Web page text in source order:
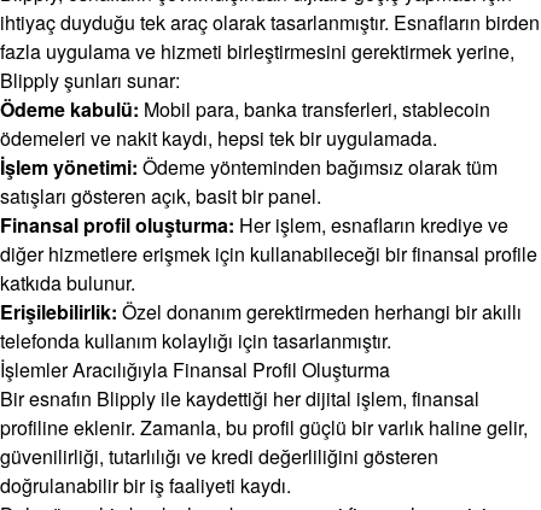
ihtiyaç duyduğu tek araç olarak tasarlanmıştır. Esnafların birden
fazla uygulama ve hizmeti birleştirmesini gerektirmek yerine,
Blipply şunları sunar:
Ödeme kabulü: Mobil para, banka transferleri, stablecoin
ödemeleri ve nakit kaydı, hepsi tek bir uygulamada.
İşlem yönetimi: Ödeme yönteminden bağımsız olarak tüm
satışları gösteren açık, basit bir panel.
Finansal profil oluşturma: Her işlem, esnafların krediye ve
diğer hizmetlere erişmek için kullanabileceği bir finansal profile
katkıda bulunur.
Erişilebilirlik: Özel donanım gerektirmeden herhangi bir akıllı
telefonda kullanım kolaylığı için tasarlanmıştır.
İşlemler Aracılığıyla Finansal Profil Oluşturma
Bir esnafın Blipply ile kaydettiği her dijital işlem, finansal
profiline eklenir. Zamanla, bu profil güçlü bir varlık haline gelir,
güvenilirliği, tutarlılığı ve kredi değerliliğini gösteren
doğrulanabilir bir iş faaliyeti kaydı.